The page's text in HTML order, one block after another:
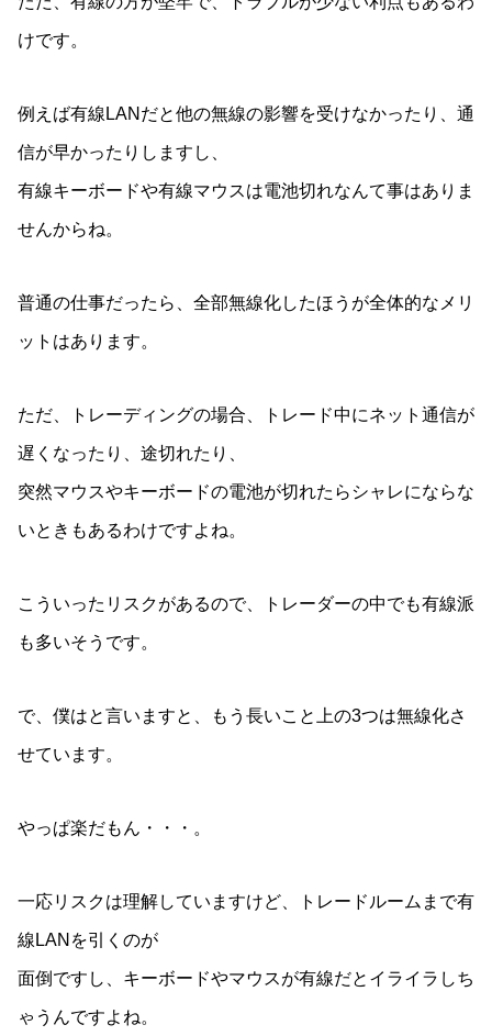
けです。
例えば有線LANだと他の無線の影響を受けなかったり、通
信が早かったりしますし、
有線キーボードや有線マウスは電池切れなんて事はありま
せんからね。
普通の仕事だったら、全部無線化したほうが全体的なメリ
ットはあります。
ただ、トレーディングの場合、トレード中にネット通信が
遅くなったり、途切れたり、
突然マウスやキーボードの電池が切れたらシャレにならな
いときもあるわけですよね。
こういったリスクがあるので、トレーダーの中でも有線派
も多いそうです。
で、僕はと言いますと、もう長いこと上の3つは無線化さ
せています。
やっぱ楽だもん・・・。
一応リスクは理解していますけど、トレードルームまで有
線LANを引くのが
面倒ですし、キーボードやマウスが有線だとイライラしち
ゃうんですよね。